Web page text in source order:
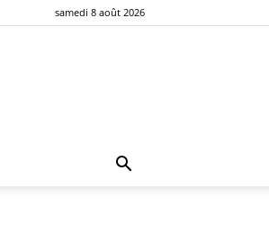
samedi 8 août 2026